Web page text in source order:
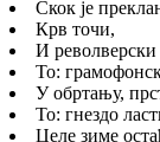
Скок је
Крв точи,
И
То:
У обртању,
То: гнездо
Целе зиме